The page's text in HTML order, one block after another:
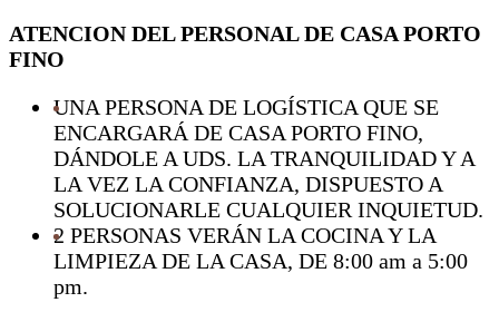
ATENCION DEL PERSONAL DE CASA PORTO
FINO
UNA PERSONA DE LOGÍSTICA QUE SE
ENCARGARÁ DE CASA PORTO FINO,
DÁNDOLE A UDS. LA TRANQUILIDAD Y A
LA VEZ LA CONFIANZA, DISPUESTO A
SOLUCIONARLE CUALQUIER INQUIETUD.
2 PERSONAS VERÁN LA COCINA Y LA
LIMPIEZA DE LA CASA, DE 8:00 am a 5:00
pm.